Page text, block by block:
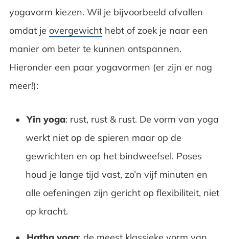
yogavorm kiezen. Wil je bijvoorbeeld afvallen
omdat je overgewichthebt of zoek je naar een
manier om beter te kunnen ontspannen.
Hieronder een paar yogavormen (er zijn er nog
meer!):
Yin yoga: rust, rust & rust. De vorm van yoga
werkt niet op de spieren maar op de
gewrichten en op het bindweefsel. Poses
houd je lange tijd vast, zo’n vijf minuten en
alle oefeningen zijn gericht op flexibiliteit, niet
op kracht.